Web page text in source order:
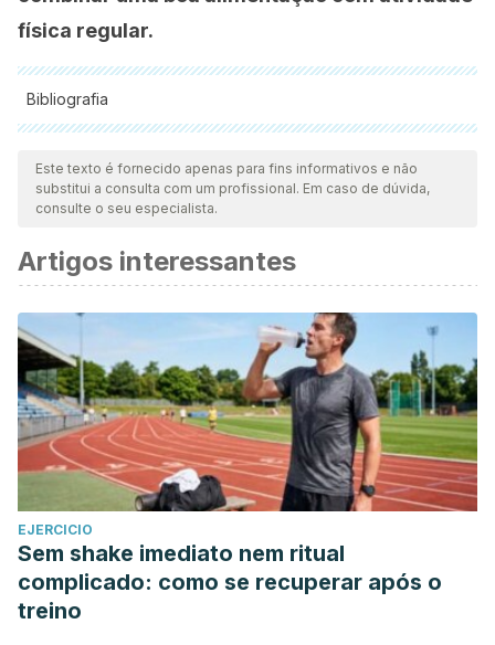
física regular.
Bibliografia
Todas as fontes citadas foram minuciosamente revisadas por
nossa equipe para garantir sua qualidade, confiabilidade,
atualidade e validade. A bibliografia deste artigo foi
cientificamente.
Salgado, F. (2011). El jengibre (Zingiber officinale).Revista
Internacional de Acupuntura
5(4), 167–173.
https://doi.org/10.1016/S1887-8369(11)70041-2
Quintero, A., & Copca, A. L. (2014). Colesterol “ Bueno y
malo ” HDL y LDL.Laboratorio Grupo Químico S.A. de C.V.
Retrieved from
http://www.edu.xunta.es/centros/ieschapela/gl/system/files/
Este texto é fornecido apenas para fins informativos e não
substitui a consulta com um profissional. Em caso de dúvida,
consulte o seu especialista.
Artigos interessantes
EJERCICIO
Sem shake imediato nem ritual
complicado: como se recuperar após o
treino